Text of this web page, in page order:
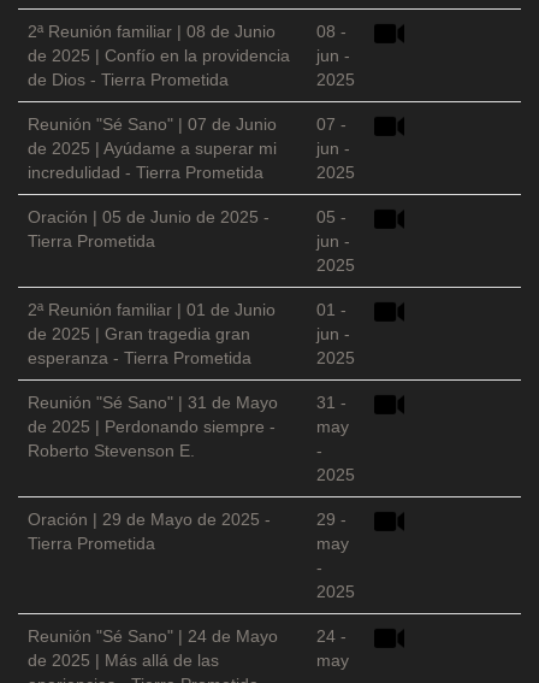
2ª Reunión familiar | 08 de Junio
de 2025 | Confío en la providencia
de Dios - Tierra Prometida
08 -
jun -
2025
Reunión "Sé Sano" | 07 de Junio
de 2025 | Ayúdame a superar mi
incredulidad - Tierra Prometida
07 -
jun -
2025
Oración | 05 de Junio de 2025 -
Tierra Prometida
05 -
jun -
2025
2ª Reunión familiar | 01 de Junio
de 2025 | Gran tragedia gran
esperanza - Tierra Prometida
01 -
jun -
2025
Reunión "Sé Sano" | 31 de Mayo
de 2025 | Perdonando siempre -
Roberto Stevenson E.
31 -
may
-
2025
Oración | 29 de Mayo de 2025 -
Tierra Prometida
29 -
may
-
2025
Reunión "Sé Sano" | 24 de Mayo
de 2025 | Más allá de las
24 -
may